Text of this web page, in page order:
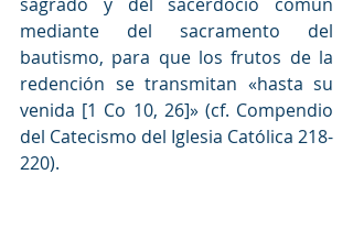
mediante del sacramento del
bautismo, para que los frutos de la
redención se transmitan «hasta su
venida [1 Co 10, 26]» (cf. Compendio
del Catecismo del Iglesia Católica 218-
220).